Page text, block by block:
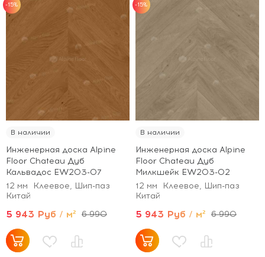
-15%
В наличии
Инженерная доска Alpine
Floor Chateau Дуб
Кальвадос EW203-07
12 мм
Клеевое, Шип-паз
Китай
5 943 Руб / м² 6 990
-15%
В наличии
Инженерная доска Alpine
Floor Chateau Дуб
Милкшейк EW203-02
12 мм
Клеевое, Шип-паз
Китай
5 943 Руб / м² 6 990